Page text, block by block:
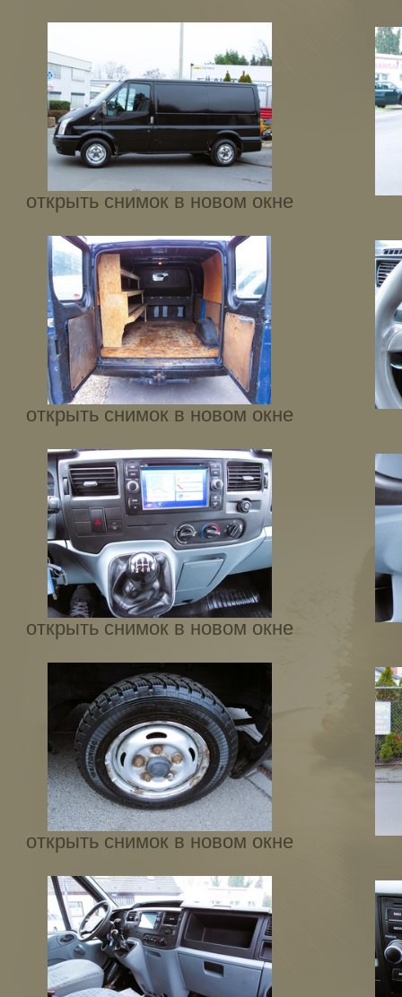
открыть снимок в новом окне
открыть снимок в новом окне
открыть снимок в новом окне
открыть снимок в новом окне